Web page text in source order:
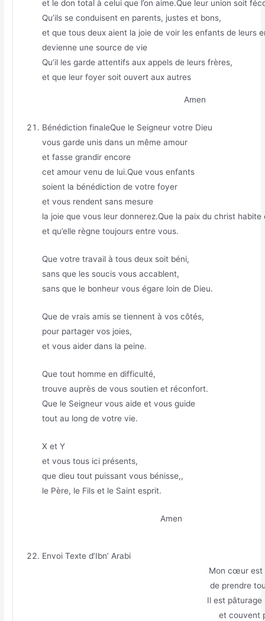
et le don total à celui que l’on aime.Que leur union soit
Qu’ils se conduisent en parents, justes et bons,
et que tous deux aient la joie de voir les enfants de leurs
devienne une source de vie
Qu’il les garde attentifs aux appels de leurs frères,
et que leur foyer soit ouvert aux autres
Amen
Bénédiction finaleQue le Seigneur votre Dieu
vous garde unis dans un même amour
et fasse grandir encore
cet amour venu de lui.Que vous enfants
soient la bénédiction de votre foyer
et vous rendent sans mesure
la joie que vous leur donnerez.Que la paix du christ
et qu’elle règne toujours entre vous.
Que votre travail à tous deux soit béni,
sans que les soucis vous accablent,
sans que le bonheur vous égare loin de Dieu.
Que de vrais amis se tiennent à vos côtés,
pour partager vos joies,
et vous aider dans la peine.
Que tout homme en difficulté,
trouve auprès de vous soutien et réconfort.
Que le Seigneur vous aide et vous guide
tout au long de votre vie.
X et Y
et vous tous ici présents,
que dieu tout puissant vous bénisse,,
le Père, le Fils et le Saint esprit.
Amen
Envoi Texte d’Ibn’ Arabi
Mon cœur est
de prendre
Il est pâturage
et couvent